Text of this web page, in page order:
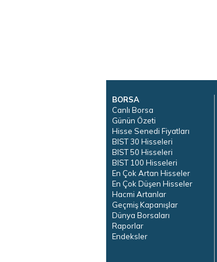
BORSA
Canlı Borsa
Günün Özeti
Hisse Senedi Fiyatları
BIST 30 Hisseleri
BIST 50 Hisseleri
BIST 100 Hisseleri
En Çok Artan Hisseler
En Çok Düşen Hisseler
Hacmi Artanlar
Geçmiş Kapanışlar
Dünya Borsaları
Raporlar
Endeksler